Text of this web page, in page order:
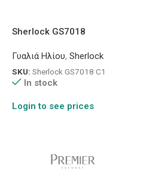
Sherlock GS7018
Γυαλιά Ηλίου, Sherlock
SKU: Sherlock GS7018 C1
In stock
Login to see prices